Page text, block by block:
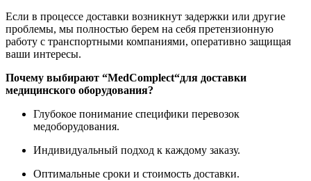
Если в процессе доставки возникнут задержки или другие
проблемы, мы полностью берем на себя претензионную
работу с транспортными компаниями, оперативно защищая
ваши интересы.
Почему выбирают “MedComplect“для доставки
медицинского оборудования?
Глубокое понимание специфики перевозок
медоборудования.
Индивидуальный подход к каждому заказу.
Оптимальные сроки и стоимость доставки.